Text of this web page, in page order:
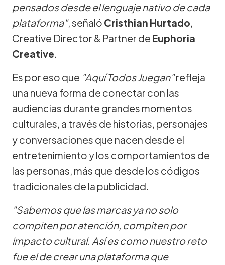
pensados desde el lenguaje nativo de cada
plataforma", señaló Cristhian Hurtado,
Creative Director & Partner de Euphoria
Creative.
Es por eso que "Aquí Todos Juegan"refleja
una nueva forma de conectar con las
audiencias durante grandes momentos
culturales, a través de historias, personajes
y conversaciones que nacen desde el
entretenimiento y los comportamientos de
las personas, más que desde los códigos
tradicionales de la publicidad.
"Sabemos que las marcas ya no solo
compiten por atención, compiten por
impacto cultural. Así es como nuestro reto
fue el de crear una plataforma que